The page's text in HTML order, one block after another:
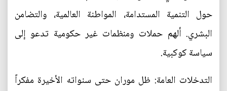
حول التنمية المستدامة، المواطنة العالمية، والتضامن
البشري. ألهم حملات ومنظمات غير حكومية تدعو إلى
سياسة كوكبية.
التدخلات العامة: ظل موران حتى سنواته الأخيرة مفكراً